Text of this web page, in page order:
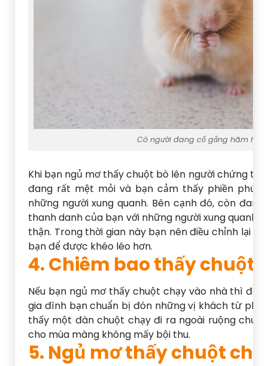
Có người đang cố gắng hãm hại
Khi bạn ngủ mơ thấy chuột bò lên người chứng tỏ
đang rất mệt mỏi và bạn cảm thấy phiền phức
những người xung quanh. Bên cạnh đó, còn
thanh danh của bạn với những người xung quanh
thận. Trong thời gian này bạn nên điều chỉnh lại
bạn để được khéo léo hơn.
4. Chiêm bao thấy chuột
Nếu bạn ngủ mơ thấy chuột chạy vào nhà thì
gia đình bạn chuẩn bị đón những vị khách từ
thấy một đàn chuột chạy đi ra ngoài ruộng
cho mùa màng không mấy bội thu.
5. Ngủ mơ thấy chuột